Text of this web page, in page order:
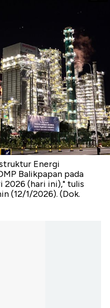
Energi
Balikpapan pada
2026 (hari ini)," tulis
(12/1/2026). (Dok.